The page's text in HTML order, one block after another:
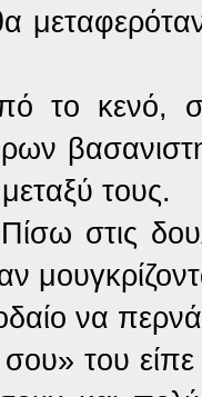
το κενό,
τους.
Πίσω στις
να
του είπε